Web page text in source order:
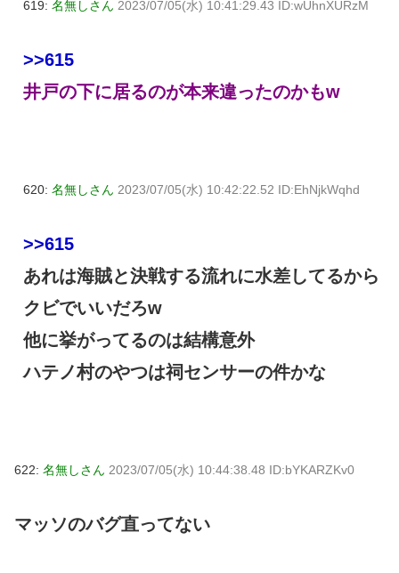
619: 名無しさん 2023/07/05(水) 10:41:29.43 ID:wUhnXURzM
>>615
井戸の下に居るのが本来違ったのかもw
620: 名無しさん 2023/07/05(水) 10:42:22.52 ID:EhNjkWqhd
>>615
あれは海賊と決戦する流れに水差してるから
クビでいいだろw
他に挙がってるのは結構意外
ハテノ村のやつは祠センサーの件かな
622: 名無しさん 2023/07/05(水) 10:44:38.48 ID:bYKARZKv0
マッソのバグ直ってない